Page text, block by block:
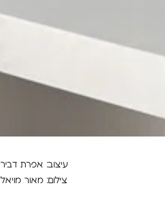
עיצוב: אפרת דביר
צילום: מאור מויאל